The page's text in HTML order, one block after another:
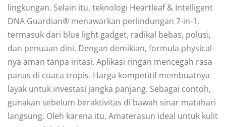
lingkungan. Selain itu, teknologi Heartleaf & Intelligent
DNA Guardian® menawarkan perlindungan 7-in-1,
termasuk dari blue light gadget, radikal bebas, polusi,
dan penuaan dini. Dengan demikian, formula physical-
nya aman tanpa iritasi. Aplikasi ringan mencegah rasa
panas di cuaca tropis. Harga kompetitif membuatnya
layak untuk investasi jangka panjang. Sebagai contoh,
gunakan sebelum beraktivitas di bawah sinar matahari
langsung. Oleh karena itu, Amaterasun ideal untuk kulit